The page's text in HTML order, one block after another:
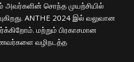
அவர்களின் சொந்த முயற்சியில்
ANTHE 2024 இல் வலுவான
மற்றும் பிரகாசமான
வழிநடத்த